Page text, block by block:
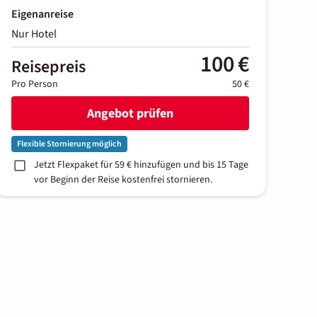
Eigenanreise
Nur Hotel
Reisepreis 100 €
Pro Person 50 €
Angebot prüfen
Flexible Stornierung möglich
Jetzt Flexpaket für 59 € hinzufügen und bis 15 Tage
vor Beginn der Reise kostenfrei stornieren.